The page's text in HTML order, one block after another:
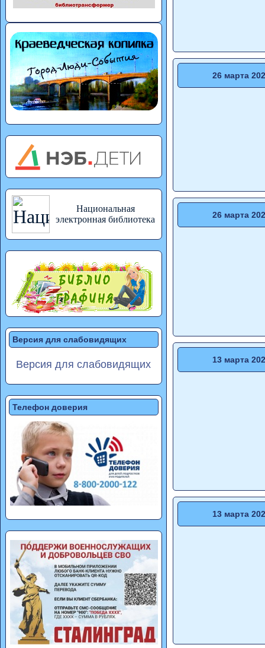
Национальная
электронная библиотека
Версия для слабовидящих
Версия для слабовидящих
Телефон доверия
26 марта
26 марта
13 марта
13 марта